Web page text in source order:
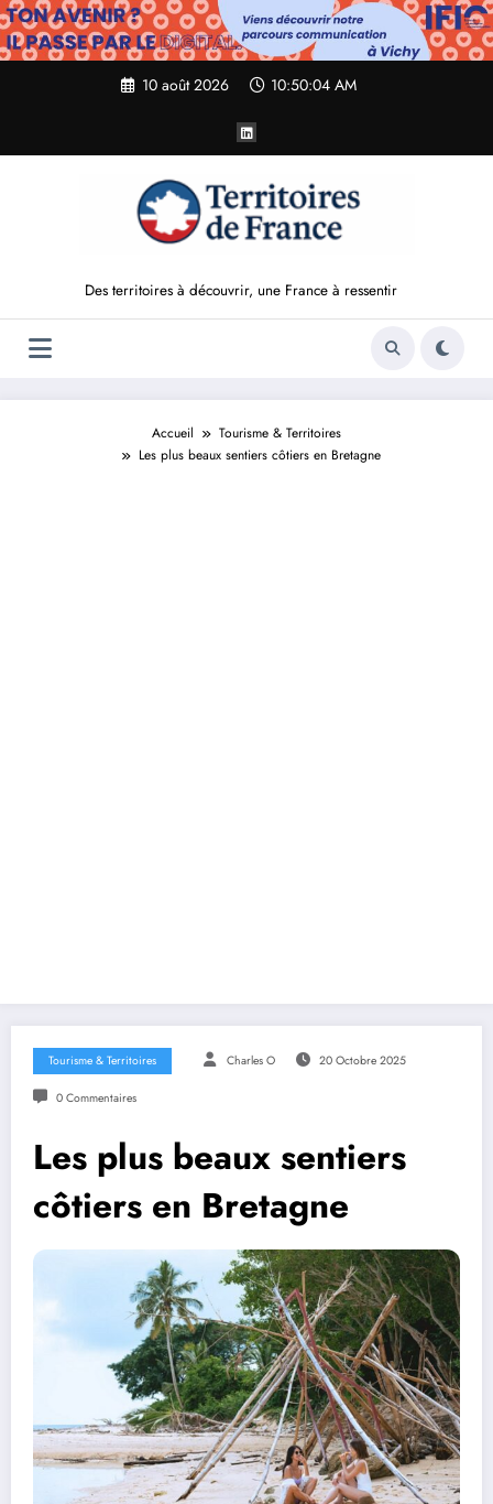
Aller
au
contenu
10 août 2026 10:50:05 AM
Des territoires à découvrir, une France à ressentir
Accueil
Tourisme & Territoires
Les plus beaux sentiers côtiers en Bretagne
Tourisme & Territoires Charles O 20 Octobre 2025
0 Commentaires
Les plus beaux sentiers
côtiers en Bretagne